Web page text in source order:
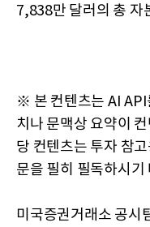
7,838만 달러의 총 자
※ 본 컨텐츠는 AI API
치나 문맥상 요약이
당 컨텐츠는 투자 참
문을 필히 필독하시기
미국증권거래소 공시